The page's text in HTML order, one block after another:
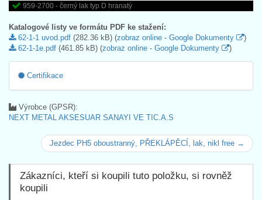
959-2700 - černý lak typ D hranatý
Katalogové listy ve formátu PDF ke stažení:
62-1-1 uvod.pdf (282.36 kB) (zobraz online - Google Dokumenty
)
62-1-1e.pdf (461.85 kB) (zobraz online - Google Dokumenty )
Certifikace
Výrobce (GPSR):
NEXT METAL AKSESUAR SANAYI VE TIC.A.S
Jezdec PH5 oboustranný, PŘEKLÁPĚCÍ, lak, nikl free →
Zákazníci, kteří si koupili tuto položku, si rovněž
koupili